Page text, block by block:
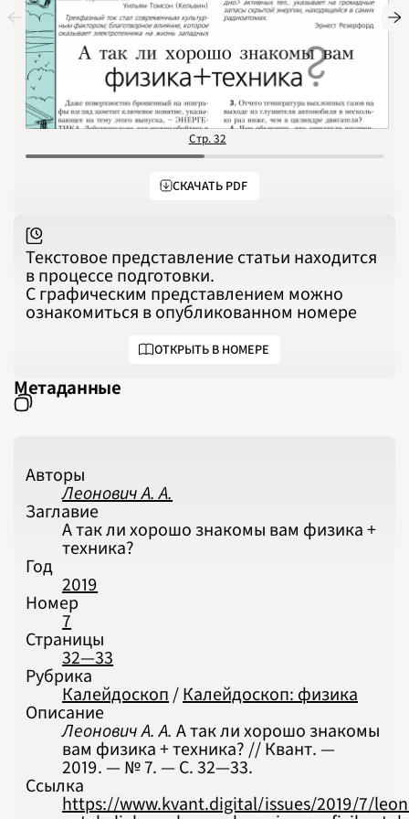
1991
1992
1993
1994
1995
1996
1997
1998
1999
2000
2001
2002
2003
2004
2006
2007
2012
2013
2014
2015
2016
2017
2018
2020
2021
Стр. 32
СКАЧАТЬ PDF
Текстовое представление статьи находится
в процессе подготовки.
С графическим представлением можно
ознакомиться в опубликованном номере
ОТКРЫТЬ В НОМЕРЕ
Метаданные
Авторы
Леонович А. А.
Заглавие
А так ли хорошо знакомы вам физика +
техника?
Год
2019
Номер
7
Страницы
32—33
Рубрика
Калейдоскоп /Калейдоскоп: физика
Описание
Леонович А. А. А так ли хорошо знакомы
вам физика + техника? // Квант. —
2019. — № 7. — С. 32‍—‍33.
Ссылка
https://www.kvant.digital/issues/2019/7/